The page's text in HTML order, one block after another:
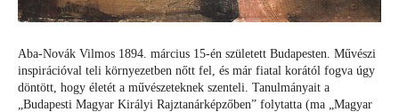
Aba-Novák Vilmos 1894. március 15-én született Budapesten. Művészi
inspirációval teli környezetben nőtt fel, és már fiatal korától fogva úgy
döntött, hogy életét a művészeteknek szenteli. Tanulmányait a
„Budapesti Magyar Királyi Rajztanárképzőben” folytatta (ma „Magyar